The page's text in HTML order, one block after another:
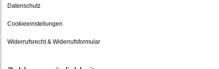
Datenschutz
Cookieeinstellungen
Widerrufsrecht & Widerrufsformular